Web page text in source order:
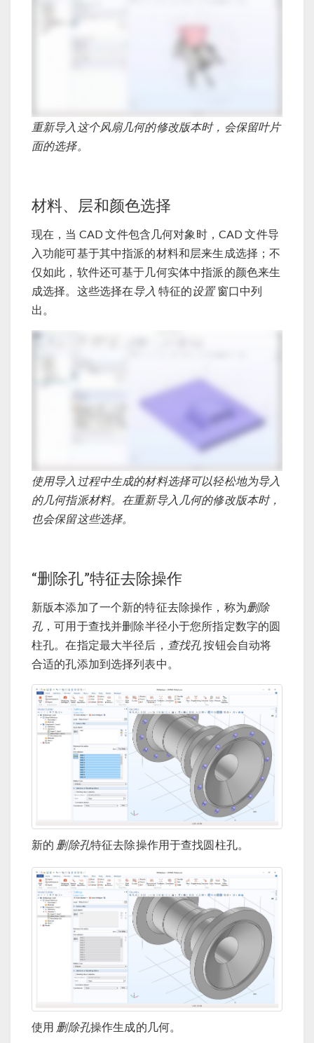
重新导入这个风扇几何的修改版本时，会保留叶片
面的选择。
材料、层和颜色选择
现在，当 CAD 文件包含几何对象时，CAD 文件导
入功能可基于其中指派的材料和层来生成选择；不
仅如此，软件还可基于几何实体中指派的颜色来生
成选择。这些选择在导入 特征的设置窗口中列
出。
使用导入过程中生成的材料选择可以轻松地为导入
的几何指派材料。在重新导入几何的修改版本时，
也会保留这些选择。
“删除孔”特征去除操作
新版本添加了一个新的特征去除操作，称为删除
孔 ，可用于查找并删除半径小于您所指定数字的圆
柱孔。在指定最大半径后， 查找孔按钮会自动将
合适的孔添加到选择列表中。
新的 删除孔特征去除操作用于查找圆柱孔。
使用 删除孔操作生成的几何。